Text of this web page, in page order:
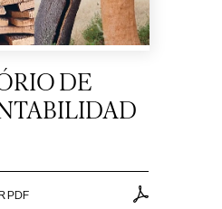
DE
PDF